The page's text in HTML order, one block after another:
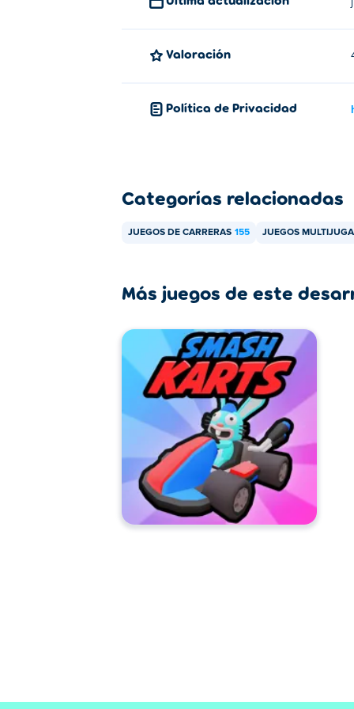
¿Puedo jugar a Obby Roads con
Valoración
Política de Privacidad
Categorías relacionadas
JUEGOS DE CARRERAS 155 JUEGOS
Más juegos de este